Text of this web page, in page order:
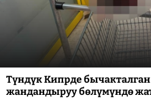
Түндүк Кипрде
жандандыруу бөлүмүндө